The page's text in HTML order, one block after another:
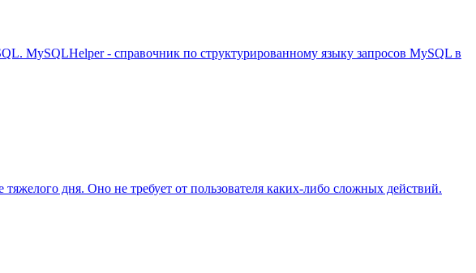
MySQLHelper - справочник по структурированному языку запросов MySQL в
дня. Оно не требует от пользователя каких-либо сложных действий.